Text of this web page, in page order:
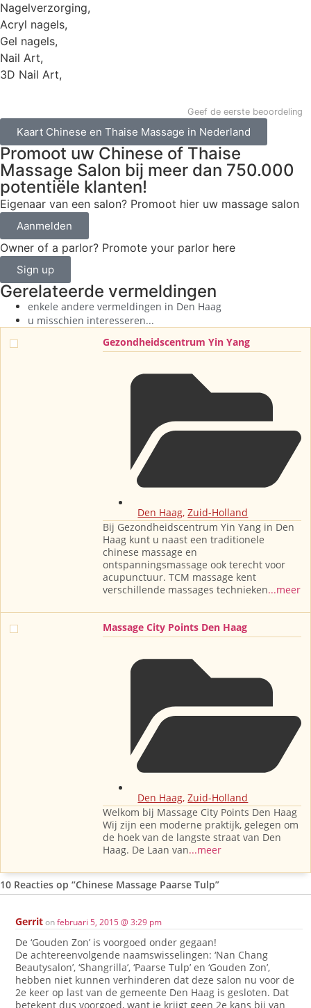
Nagelverzorging,
Acryl nagels,
Gel nagels,
Nail Art,
3D Nail Art,
Geef de eerste beoordeling
Kaart Chinese en Thaise Massage in Nederland
Promoot uw Chinese of Thaise
Massage Salon bij meer dan 750.000
potentiële klanten!
Eigenaar van een salon? Promoot hier uw massage salon
Aanmelden
Owner of a parlor? Promote your parlor here
Sign up
Gerelateerde vermeldingen
enkele andere vermeldingen in Den Haag
u misschien interesseren...
Gezondheidscentrum Yin Yang
Den Haag,Zuid-Holland
Bij Gezondheidscentrum Yin Yang in Den
Haag kunt u naast een traditionele
chinese massage en
ontspanningsmassage ook terecht voor
acupunctuur. TCM massage kent
verschillende massages technieken...meer
Massage City Points Den Haag
Den Haag,Zuid-Holland
Welkom bij Massage City Points Den Haag
Wij zijn een moderne praktijk, gelegen om
de hoek van de langste straat van Den
Haag. De Laan van...meer
10 Reacties op “Chinese Massage Paarse Tulp”
Gerritonfebruari 5, 2015 @ 3:29 pm
De ‘Gouden Zon’ is voorgoed onder gegaan!
De achtereenvolgende naamswisselingen: ‘Nan Chang
Beautysalon’, ‘Shangrilla’, ‘Paarse Tulp’ en ‘Gouden Zon’,
hebben niet kunnen verhinderen dat deze salon nu voor de
2e keer op last van de gemeente Den Haag is gesloten. Dat
betekent dus voorgoed, want je krijgt geen 2e kans bij van